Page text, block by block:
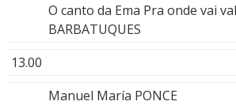
O canto da Ema Pra onde vai
BARBATUQUES
13.00
Manuel María PONCE